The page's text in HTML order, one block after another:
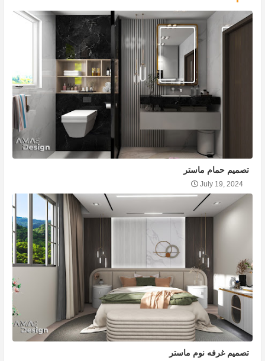
تصميم حمام ماستر
July 19, 2024
تصميم غرفه نوم ماستر